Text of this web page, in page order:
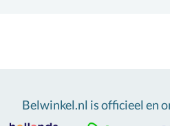
Belwinkel.nl is officieel en